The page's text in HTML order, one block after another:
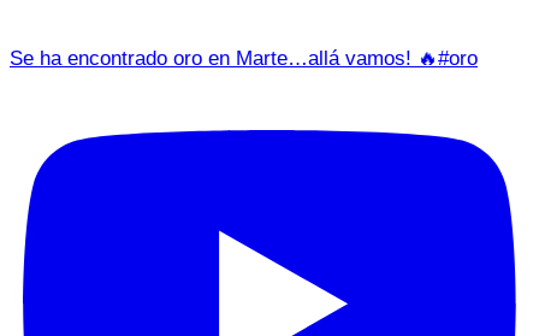
Se ha encontrado oro en Marte…allá vamos! 🔥#oro